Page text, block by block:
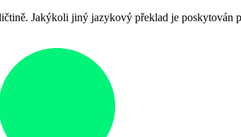
Jakýkoli jiný jazykový překlad je